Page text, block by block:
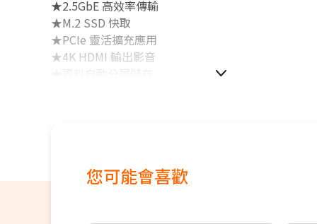
★2.5GbE 高效率傳輸
★M.2 SSD 快取
★PCIe 靈活擴充應用
★4K HDMI 輸出影音
您可能會喜歡